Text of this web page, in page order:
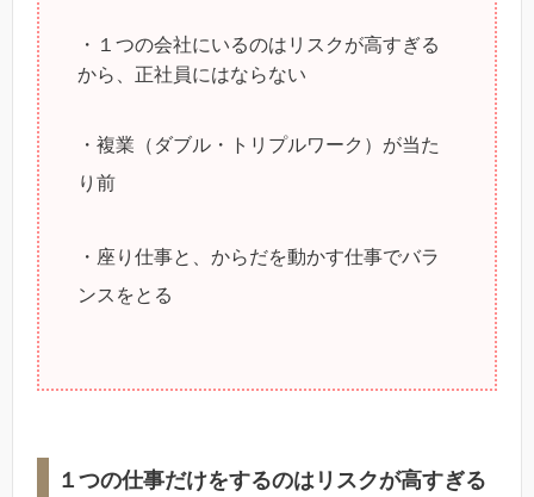
・１つの会社にいるのはリスクが高すぎる
から、正社員にはならない
・複業（ダブル・トリプルワーク）が当た
り前
・座り仕事と、からだを動かす仕事でバラ
ンスをとる
１つの仕事だけをするのはリスクが高すぎる